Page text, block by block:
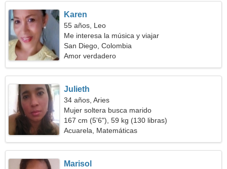
Karen
55 años, Leo
Me interesa la música y viajar
San Diego, Colombia
Amor verdadero
Julieth
34 años, Aries
Mujer soltera busca marido
167 cm (5'6"), 59 kg (130 libras)
Acuarela, Matemáticas
Marisol